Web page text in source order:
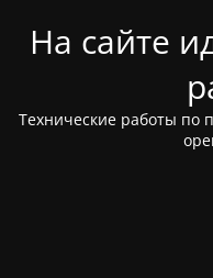
На сайте
Технические работы по